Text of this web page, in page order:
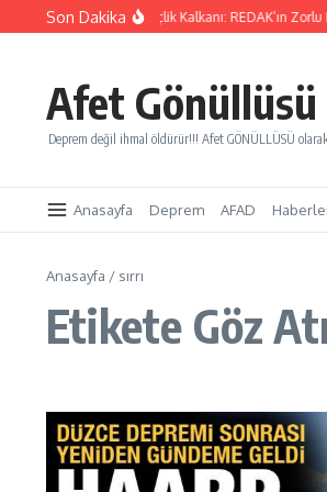
İçeriğe atlaSon Dakika
Yarınları Kurtaracak Gençlik Kalkanı: REDAK’ın
Afet Gönüllüsü
Deprem değil ihmal öldürür!!! Afet GÖNÜLLÜSÜ
Anasayfa Deprem AFAD
Anasayfa / sırrı
Etikete Göz